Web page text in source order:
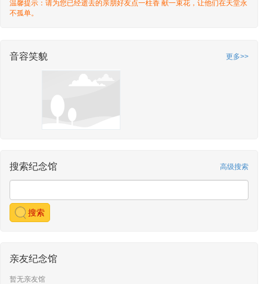
温馨提示：请为您已经逝去的亲朋好友点一柱香 献一束花，让他们在天堂永
不孤单。
音容笑貌 更多>>
搜索纪念馆 高级搜索
搜索
亲友纪念馆
暂无亲友馆